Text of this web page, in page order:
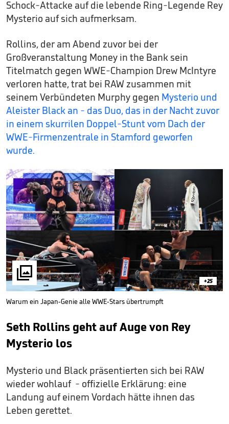
Schock-Attacke auf die lebende Ring-Legende Rey
Mysterio auf sich aufmerksam.
Rollins, der am Abend zuvor bei der
Großveranstaltung Money in the Bank sein
Titelmatch gegen WWE-Champion Drew McIntyre
verloren hatte, trat bei RAW zusammen mit
seinem Verbündeten Murphy gegen Mysterio und
Aleister Black an - das Duo, das in der Nacht zuvor
in einem skurrilen Doppel-Stunt vom Dach der
WWE-Firmenzentrale in Stamford geworfen
wurde.
 +25
Warum ein Japan-Genie alle WWE-Stars übertrumpft
Seth Rollins geht auf Auge von Rey
Mysterio los
Mysterio und Black präsentierten sich bei RAW
wieder wohlauf - offizielle Erklärung: eine
Landung auf einem Vordach hätte ihnen das
Leben gerettet.